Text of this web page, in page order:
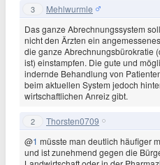
3 Mehlwurmle
Das ganze Abrechnungssystem
nicht den Ärzten ein
die ganze Abrechnungsbürokratie
ist) einstampfen. Die gute und
indernde Behandlung von
beim aktuellen System jedoch
wirtschaftlichen Anreiz gibt.
2 Thorsten0709
@1 müsste man deutlich häufiger
und ist zunehmend gegen die